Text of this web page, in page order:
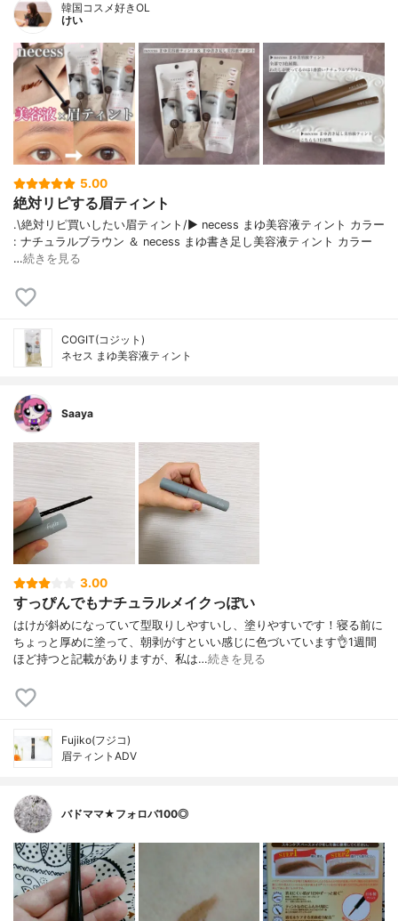
韓国コスメ好きOL
けい
5.00
絶対リピする眉ティント
.\絶対リピ買いしたい眉ティント/▶︎ necess まゆ美容液ティント カラー
: ナチュラルブラウン ＆ necess まゆ書き足し美容液ティント カラー
…続きを見る
COGIT(コジット)
ネセス まゆ美容液ティント
Saaya
3.00
すっぴんでもナチュラルメイクっぽい
はけが斜めになっていて型取りしやすいし、塗りやすいです！寝る前に
ちょっと厚めに塗って、朝剥がすといい感じに色づいています👌1週間
ほど持つと記載がありますが、私は…続きを見る
Fujiko(フジコ)
眉ティントADV
バドママ★フォロバ100◎